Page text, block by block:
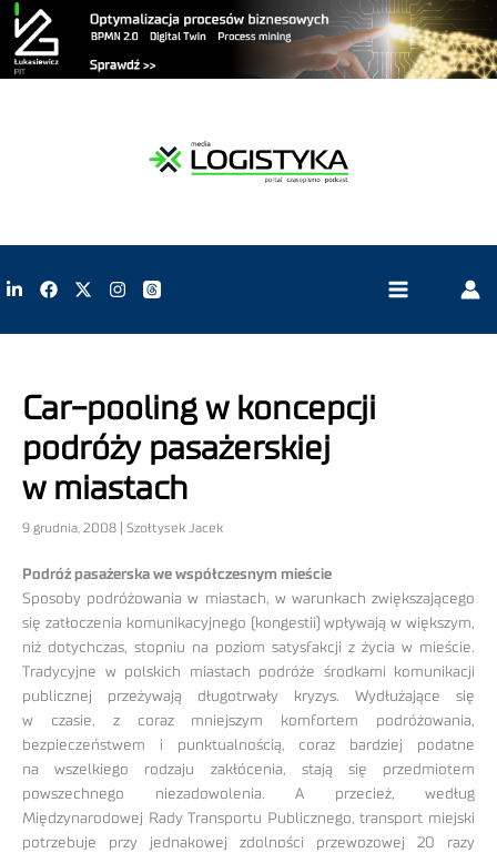
Car-pooling w koncepcji
podróży pasażerskiej
w miastach
9 grudnia, 2008 | Szołtysek Jacek
Podróż pasażerska we współczesnym mieście
Sposoby podróżowania w miastach, w warunkach zwiększającego
się zatłoczenia komunikacyjnego (kongestii) wpływają w większym,
niż dotychczas, stopniu na poziom satysfakcji z życia w mieście.
Tradycyjne w polskich miastach podróże środkami komunikacji
publicznej przeżywają długotrwały kryzys. Wydłużające się
w czasie, z coraz mniejszym komfortem podróżowania,
bezpieczeństwem i punktualnością, coraz bardziej podatne
na wszelkiego rodzaju zakłócenia, stają się przedmiotem
powszechnego niezadowolenia. A przecież, według
Międzynarodowej Rady Transportu Publicznego, transport miejski
potrzebuje przy jednakowej zdolności przewozowej 20 razy